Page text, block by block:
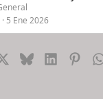
5 Ene 2026
BlueskyLinkedIn